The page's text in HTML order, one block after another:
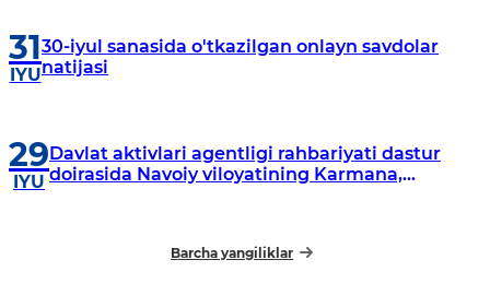
31
IYU
30-iyul sanasida o'tkazilgan onlayn savdolar
natijasi
29
IYU
Davlat aktivlari agentligi rahbariyati dastur
doirasida Navoiy viloyatining Karmana,
Barcha yangiliklar